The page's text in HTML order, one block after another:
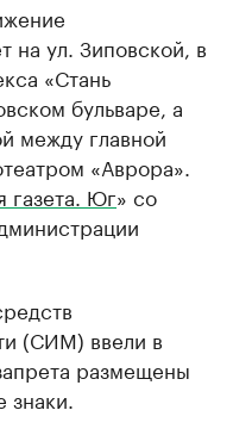
на ул. Зиповской, в
«Стань
бульваре, а
между главной
«Аврора».
газета. Юг» со
(СИМ) ввели в
размещены